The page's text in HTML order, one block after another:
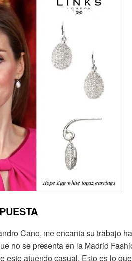
Cano, me encanta su trabajo
no se presenta en la Madrid
este atuendo casual. Esto es lo